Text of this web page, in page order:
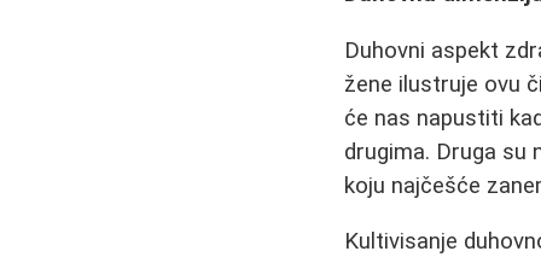
Duhovni aspekt
žene ilustruje ovu
će nas napustiti
drugima. Druga su
koju najčešće
Kultivisanje